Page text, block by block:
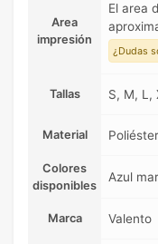
Area
impresión
El area
¿Dudas
Tallas S, M, L,
Material
Colores
disponibles
Azul
Marca Valento